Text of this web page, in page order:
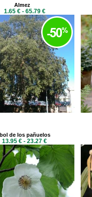
Almez
1.65 € - 65.79 €
de los pañuelos
13.95 € - 23.27 €